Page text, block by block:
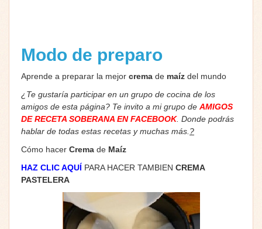
Modo de preparo
Aprende a preparar la mejor crema de maíz del mundo
¿Te gustaría participar en un grupo de cocina de los
amigos de esta página? Te invito a mi grupo de AMIGOS
DE RECETA SOBERANA EN FACEBOOK. Donde podrás
hablar de todas estas recetas y muchas más. ?
Cómo hacer Crema de Maíz
HAZ CLIC AQUÍ PARA HACER TAMBIEN CREMA
PASTELERA